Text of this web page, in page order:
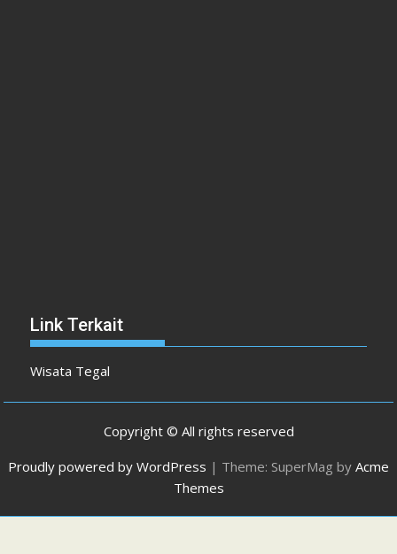
Link Terkait
Wisata Tegal
Copyright © All rights reserved
Proudly powered by WordPress | Theme: SuperMag by Acme
Themes